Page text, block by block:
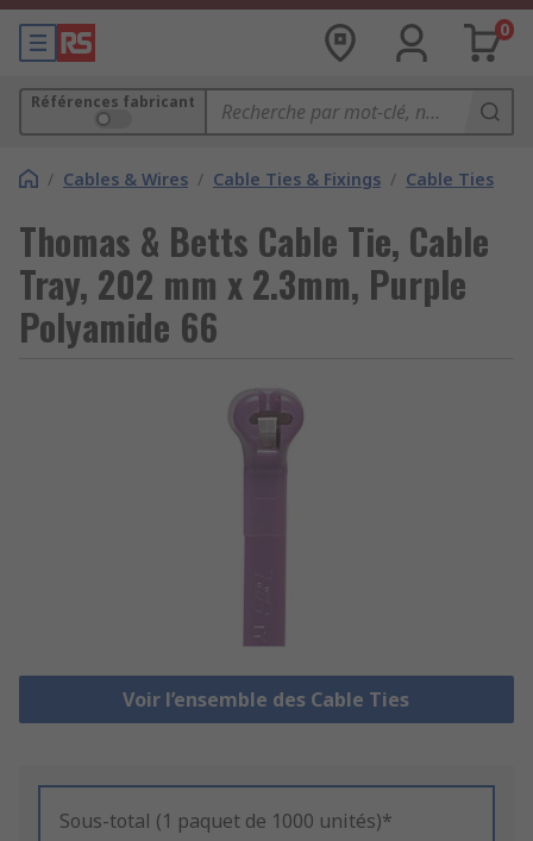
0
Références fabricant
/ Cables & Wires / Cable Ties & Fixings / Cable Ties
Thomas & Betts Cable Tie, Cable
Tray, 202 mm x 2.3mm, Purple
Polyamide 66
Voir l’ensemble des Cable Ties
Sous-total (1 paquet de 1000 unités)*